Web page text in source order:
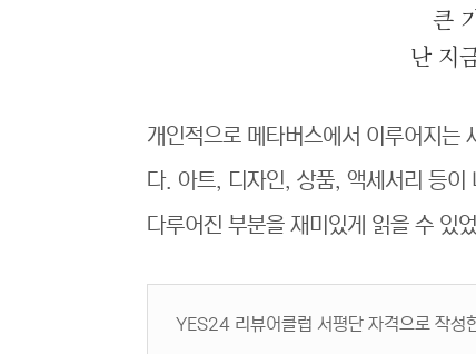
큰
난 지
개인적으로 메타버스에서 이루어지는
다. 아트, 디자인, 상품, 액세서리 등
다루어진 부분을 재미있게 읽을 수 있
YES24 리뷰어클럽 서평단 자격으로 작성